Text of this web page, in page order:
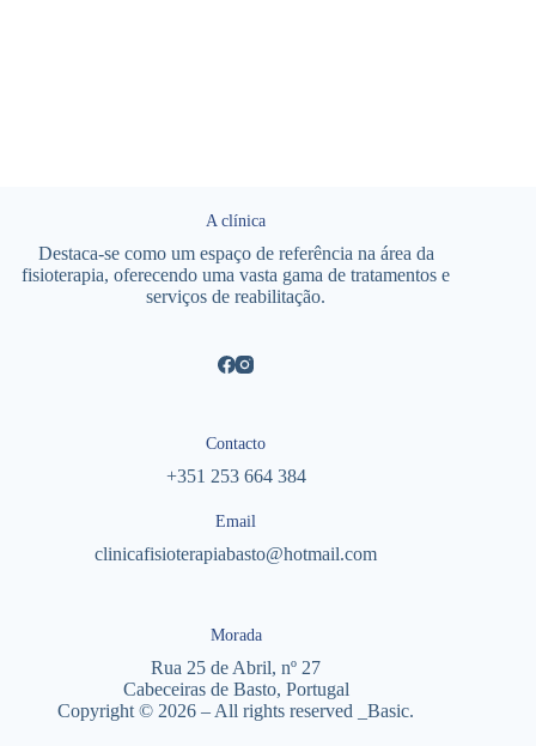
A clínica
Destaca-se como um espaço de referência na área da
fisioterapia, oferecendo uma vasta gama de tratamentos e
serviços de reabilitação.
Contacto
+351 253 664 384
Email
clinicafisioterapiabasto@hotmail.com
Morada
Rua 25 de Abril, nº 27
Cabeceiras de Basto, Portugal
Copyright © 2026 – All rights reserved _Basic.